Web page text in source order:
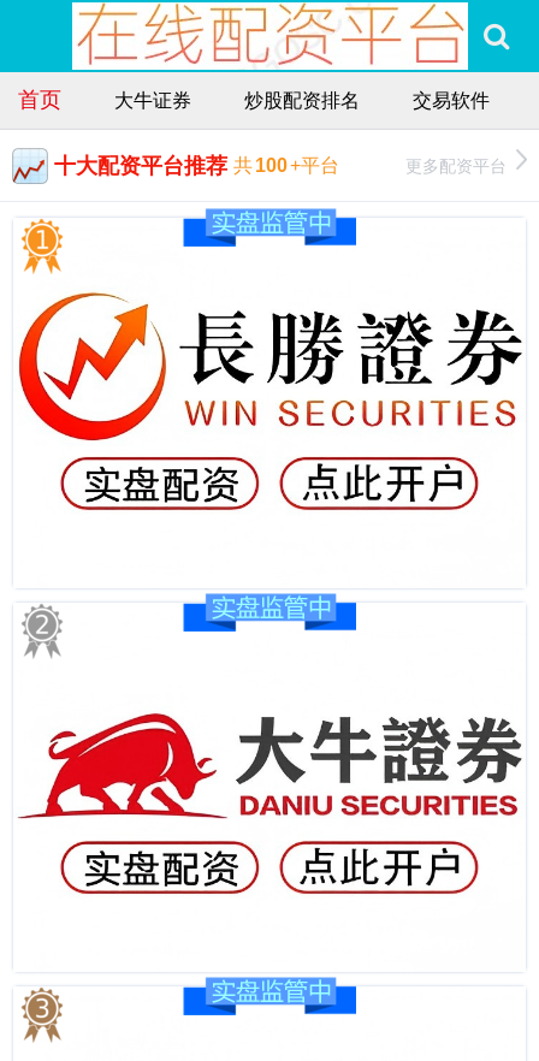
首页 大牛证券 炒股配资排名 交易软件
十大配资平台推荐 共100+平台 更多配资平台